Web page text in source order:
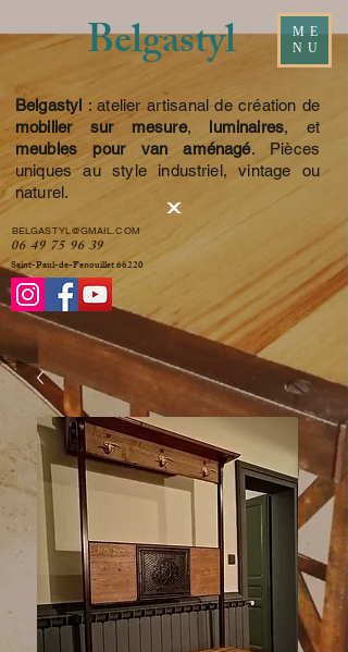
ME
NU
BELGASTYL@GMAIL.COM
06 49 75 96 39
Belgastyl : atelier artisanal de création de
mobilier sur mesure, luminaires, et
meubles pour van aménagé. Pièces
uniques au style industriel, vintage ou
naturel.
Belgastyl
Saint-Paul-de-Fenouillet 66220